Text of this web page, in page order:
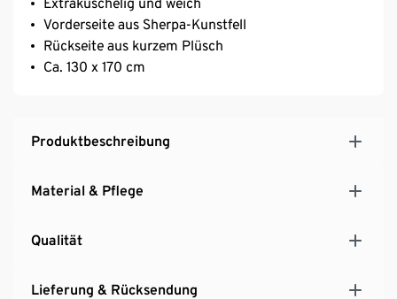
Vorderseite aus Sherpa-Kunstfell
Rückseite aus kurzem Plüsch
Ca. 130 x 170 cm
Produktbeschreibung
Material & Pflege
Qualität
Lieferung & Rücksendung